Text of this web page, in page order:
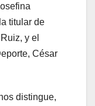
titular de
y el
César
distingue,